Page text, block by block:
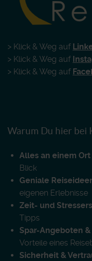
> Klick & Weg auf
> Klick & Weg auf
> Klick & Weg auf
Warum Du hier bei
Alles an einem Ort
Blick
Geniale
eigenen Erlebnisse
Zeit- und
Tipps
Spar-Angeboten
Vorteile eines
Sicherheit &